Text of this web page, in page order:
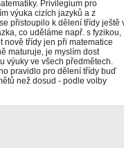
Privilegium pro
výuka cizích jazyků a z
přistoupilo k dělení třídy ještě
co uděláme např. s fyzikou,
nově třídy jen při matematice
maturuje, je myslím dost
výuky ve všech předmětech.
pravidlo pro dělení třídy buď
než dosud - podle volby